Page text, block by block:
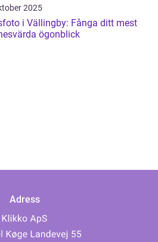
2025
i Vällingby: Fånga ditt mest
ögonblick
Adress